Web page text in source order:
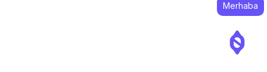
Merhaba